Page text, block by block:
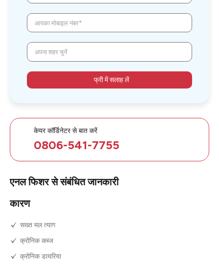
एनल फिशर से संबंधित जानकारी
कारण
सख्त मल त्याग
क्रोनिक कब्ज
क्रोनिक डायरिया
आपका मोबाइल नंबर*
अपना शहर चुनें
फ्री में सलाह लें
केयर कॉर्डिनेटर से बात करें
0806-541-7755